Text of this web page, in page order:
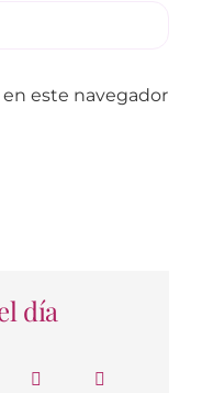
este navegador
día